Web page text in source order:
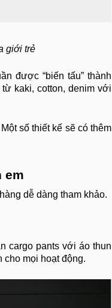
giới trẻ
được “biến tấu” thành
kaki, cotton, denim với
số thiết kế sẽ có thêm
em
dễ dàng tham khảo.
cargo pants với áo thun
cho mọi hoạt động.